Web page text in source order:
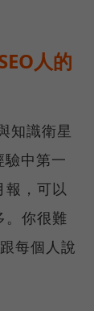
人的
知識衛星
驗中第一
報，可以
。你很難
每個人說